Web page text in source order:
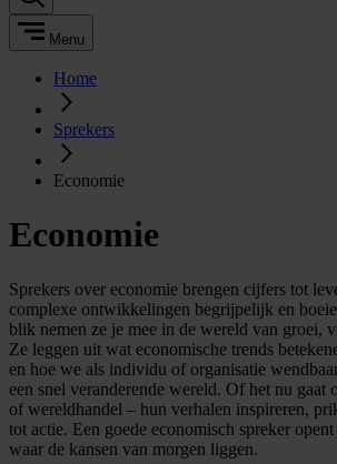
Menu
Home
Sprekers
Economie
Economie
Sprekers over economie brengen cijfers tot
complexe ontwikkelingen begrijpelijk en
blik nemen ze je mee in de wereld van groei,
Ze leggen uit wat economische trends
en hoe we als individu of organisatie
een snel veranderende wereld. Of het nu gaat
of wereldhandel – hun verhalen inspireren,
tot actie. Een goede economisch spreker
waar de kansen van morgen liggen.